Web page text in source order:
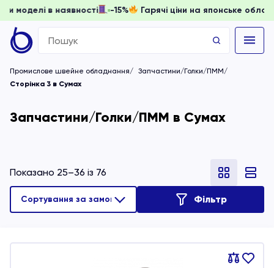
доки моделі в наявності -15% Гарячі ціни на
Search
for:
Промислове швейне обладнання
Запчастини/Голки/ПММ
Сторінка 3 в Сумах
Запчастини/Голки/ПММ в Сумах
Показано 25–36 із 76
Фільтр
Порівняти
В